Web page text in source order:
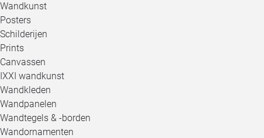
Wandkunst
Posters
Schilderijen
Prints
Canvassen
IXXI wandkunst
Wandkleden
Wandpanelen
Wandtegels & -borden
Wandornamenten